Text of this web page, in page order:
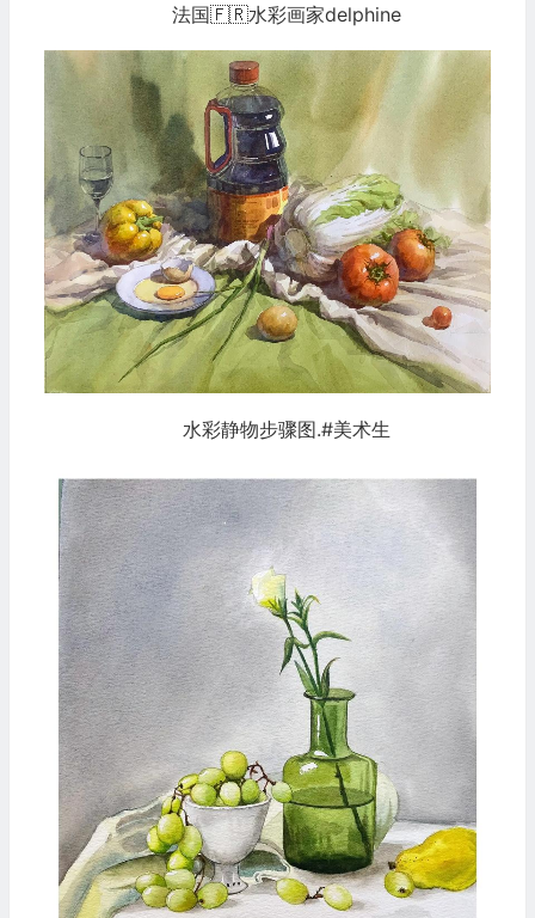
法国🇫🇷水彩画家delphine
水彩静物步骤图.#美术生